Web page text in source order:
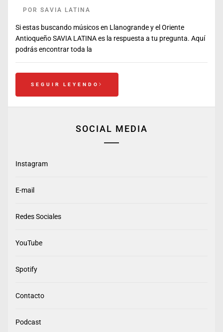
POR SAVIA LATINA
Si estas buscando músicos en Llanogrande y el Oriente
Antioqueño SAVIA LATINA es la respuesta a tu pregunta. Aquí
podrás encontrar toda la
SEGUIR LEYENDO
SOCIAL MEDIA
Instagram
E-mail
Redes Sociales
YouTube
Spotify
Contacto
Podcast